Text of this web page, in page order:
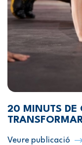
20 MINUTS DE
Veure publicació